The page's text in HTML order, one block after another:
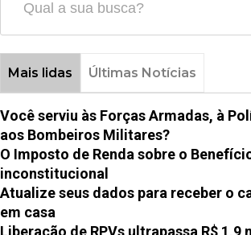
Mais lidas Últimas Notícias
Você serviu às Forças Armadas, à
aos Bombeiros Militares?
O Imposto de Renda sobre o
inconstitucional
Atualize seus dados para receber o
em casa
Liberação de RPVs ultrapassa R$ 1,9